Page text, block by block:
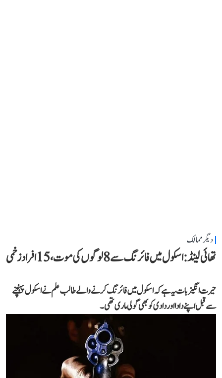
دیگر ممالک
تھائی لینڈ: اسکول میں فائرنگ سے 8 لوگوں کی موت، 15 افراد زخمی
حیرت انگیز بات یہ ہے کہ اسکول میں فائرنگ کرنے والے طالب علم نے اسکول پہنچنے
سے قبل اپنے دادا اور دادی کو بھی گولی ماری تھی۔